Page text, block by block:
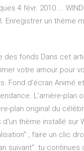
4 févr. 2010 ...
Enregistrer un thème
fonds Dans cet
votre amour pour
d’écran Animé
L’arrière-plan
plan original du
thème installé sur
, faire un clic
suivant". tu